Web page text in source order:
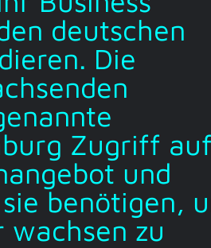
deutschen
Die
Zugriff auf
und
benötigen,
zu